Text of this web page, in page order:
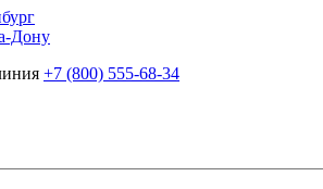
Дону
+7 (800) 555-68-34